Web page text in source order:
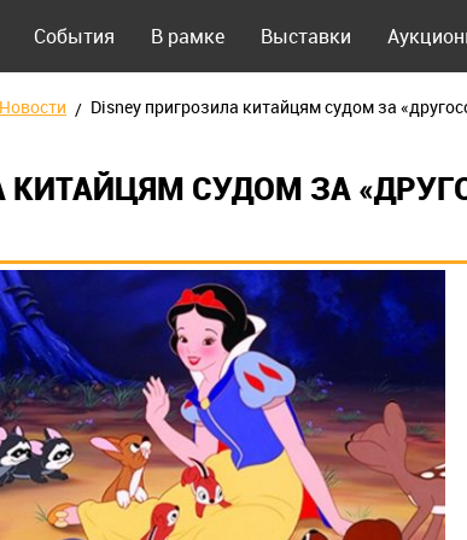
События В рамке Выставки
Новости Disney пригрозила китайцям судом за
КИТАЙЦЯМ СУДОМ ЗА